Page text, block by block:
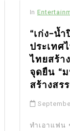
In
“เก่ง-น้
ประเทศ
ไทยสร้า
จุดยืน “
สร้างสร
ทำเอาแฟน